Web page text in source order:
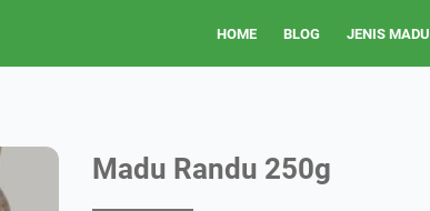
HOME BLOG JENIS MADU
Madu Randu 250g